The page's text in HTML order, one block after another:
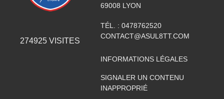
274925 VISITES
69008 LYON
TÉL. : 0478762520
CONTACT@ASUL8TT.COM
INFORMATIONS LÉGALES
SIGNALER UN CONTENU
INAPPROPRIÉ